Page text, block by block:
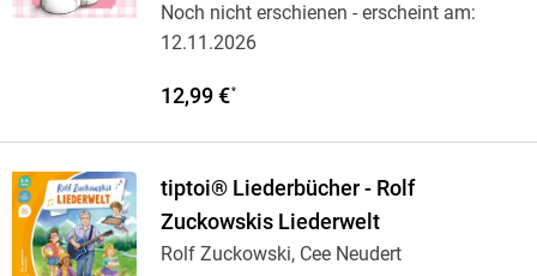
Noch nicht erschienen - erscheint am:
12.11.2026
12,99 €*
tiptoi® Liederbücher - Rolf
Zuckowskis Liederwelt
Rolf Zuckowski, Cee Neudert